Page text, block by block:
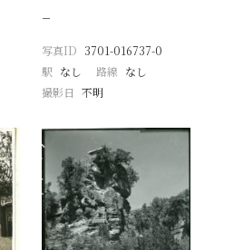
−
写真ID 3701-016737-0
駅 なし 路線 なし
撮影日 不明